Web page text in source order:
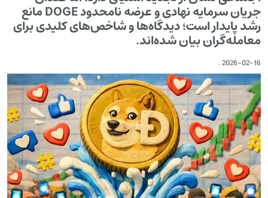
جریان سرمایه نهادی و عرضه نامحدود DOGE مانع
رشد پایدار است؛ دیدگاه‌ها و شاخص‌های کلیدی برای
معامله‌گران بیان شده‌اند.
2026-02-16
.